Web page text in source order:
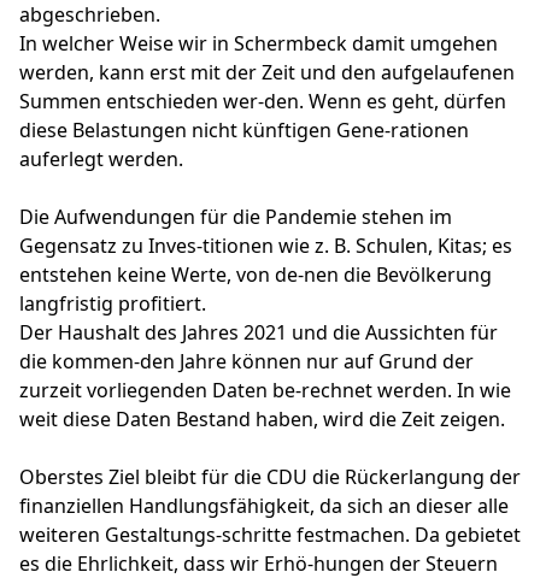
abgeschrieben.
In welcher Weise wir in Schermbeck damit umgehen
werden, kann erst mit der Zeit und den aufgelaufenen
Summen entschieden wer-den. Wenn es geht, dürfen
diese Belastungen nicht künftigen Gene-rationen
auferlegt werden.
Die Aufwendungen für die Pandemie stehen im
Gegensatz zu Inves-titionen wie z. B. Schulen, Kitas; es
entstehen keine Werte, von de-nen die Bevölkerung
langfristig profitiert.
Der Haushalt des Jahres 2021 und die Aussichten für
die kommen-den Jahre können nur auf Grund der
zurzeit vorliegenden Daten be-rechnet werden. In wie
weit diese Daten Bestand haben, wird die Zeit zeigen.
Oberstes Ziel bleibt für die CDU die Rückerlangung der
finanziellen Handlungsfähigkeit, da sich an dieser alle
weiteren Gestaltungs-schritte festmachen. Da gebietet
es die Ehrlichkeit, dass wir Erhö-hungen der Steuern